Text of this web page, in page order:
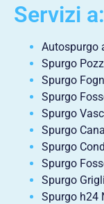
Servizi a:
Autospurgo
Spurgo
Spurgo
Spurgo
Spurgo
Spurgo
Spurgo
Spurgo
Spurgo
Spurgo h24